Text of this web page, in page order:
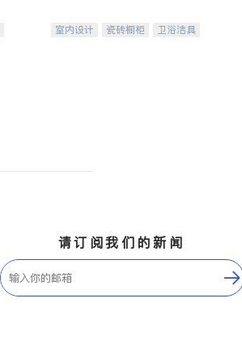
室内设计 瓷砖橱柜
卫浴洁具
请订阅我们的新闻